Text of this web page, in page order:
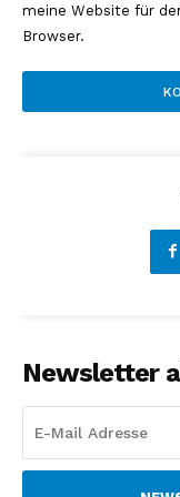
meine Website für
Browser.
Newsletter